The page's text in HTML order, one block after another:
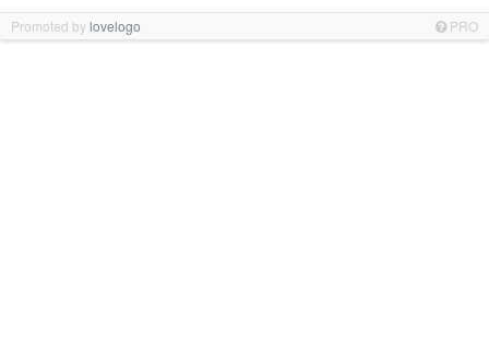
Promoted bylovelogo PRO